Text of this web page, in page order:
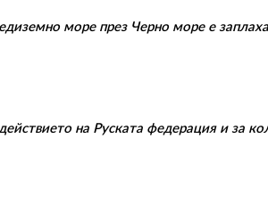
море през Черно море е
на Руската федерация и за